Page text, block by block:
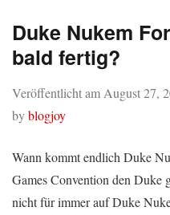
Duke Nukem
bald fertig?
Veröffentlicht am August 27,
byblogjoy
Wann kommt endlich Duke
Games Convention den Duke
nicht für immer auf Duke